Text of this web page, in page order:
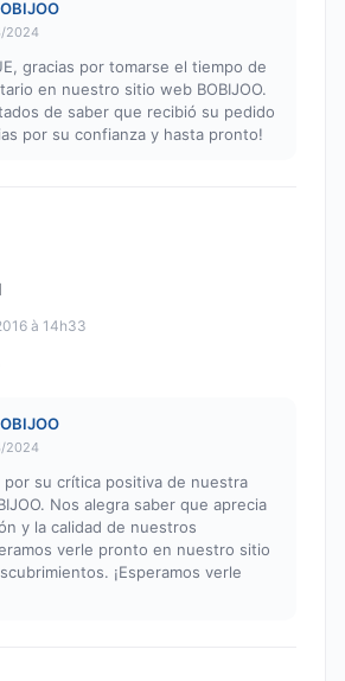
2024
gracias por tomarse el tiempo de
en nuestro sitio web BOBIJOO.
de saber que recibió su pedido
por su confianza y hasta pronto!
à 14h33
2024
por su crítica positiva de nuestra
Nos alegra saber que aprecia
y la calidad de nuestros
verle pronto en nuestro sitio
¡Esperamos verle